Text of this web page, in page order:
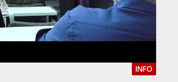
INFO